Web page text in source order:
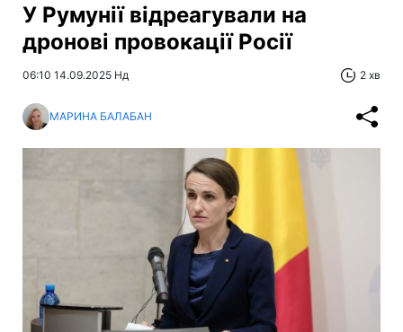
У Румунії відреагували на
дронові провокації Росії
06:10 14.09.2025 Нд 2 хв
МАРИНА БАЛАБАН